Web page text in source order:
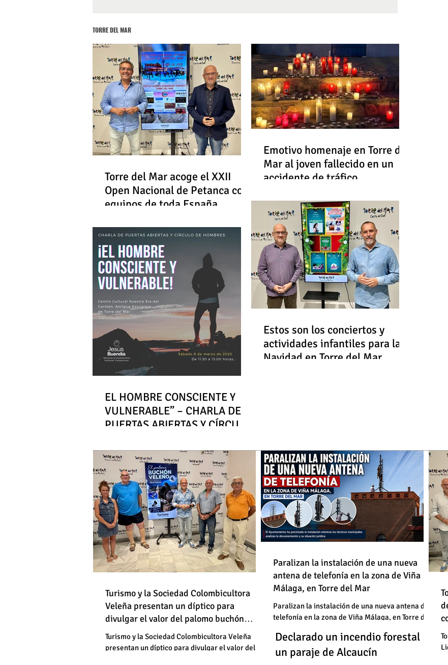
TORRE DEL MAR
Torre del Mar acoge el XXII
Open Nacional de Petanca con
equipos de toda España
Emotivo homenaje en Torre del
Mar al joven fallecido en un
accidente de tráfico
EL HOMBRE CONSCIENTE Y
VULNERABLE” – CHARLA DE
PUERTAS ABIERTAS Y CÍRCULO
Estos son los conciertos y
actividades infantiles para la
Navidad en Torre del Mar
Destapan una "falsedad" de
Torrox sí se paga tasa de basura"
Declarado un incendio forestal en
un paraje de Alcaucín
Destapan una "falsedad" de
Óscar Medina y José Pino: "En
Torrox sí se paga tasa de basura"
Declarado un incendio forestal en
un paraje de Alcaucín
Turismo y la Sociedad Colombicultora
Veleña presentan un díptico para
divulgar el valor del palomo buchón
veleño
Turismo y la Sociedad Colombicultora Veleña
presentan un díptico para divulgar el valor del
Paralizan la instalación de una nueva
antena de telefonía en la zona de Viña
Málaga, en Torre del Mar
Paralizan la instalación de una nueva antena de
telefonía en la zona de Viña Málaga, en Torre del